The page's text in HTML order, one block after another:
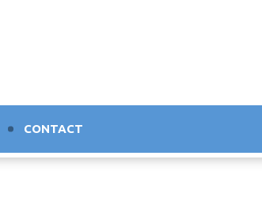
CONTACT